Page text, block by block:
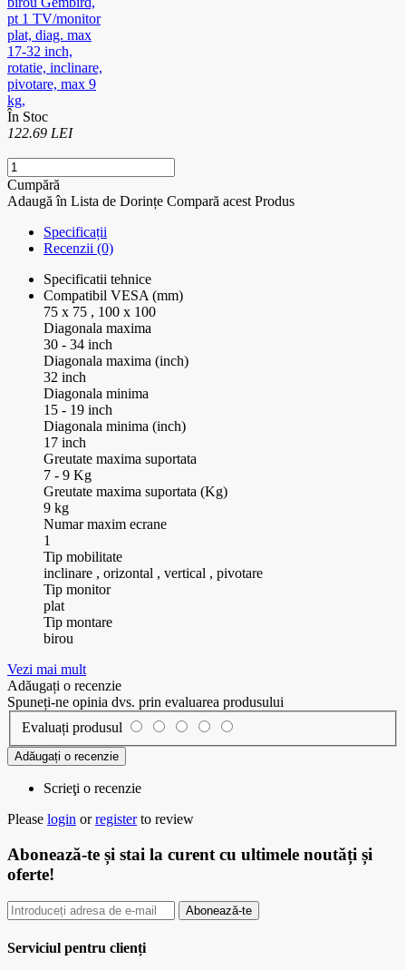
În Stoc
122.69 LEI
Cumpără
Adaugă în Lista de Dorințe Compară acest Produs
Specificații
Recenzii (0)
Specificatii tehnice
Compatibil VESA (mm)
75 x 75 , 100 x 100
Diagonala maxima
30 - 34 inch
Diagonala maxima (inch)
32 inch
Diagonala minima
15 - 19 inch
Diagonala minima (inch)
17 inch
Greutate maxima suportata
7 - 9 Kg
Greutate maxima suportata (Kg)
9 kg
Numar maxim ecrane
1
Tip mobilitate
inclinare , orizontal , vertical , pivotare
Tip monitor
plat
Tip montare
birou
Vezi mai mult
Adăugați o recenzie
Spuneți-ne opinia dvs. prin evaluarea produsului
Evaluați produsul
Adăugați o recenzie
Scrieţi o recenzie
Please login orregisterto review
Abonează-te și stai la curent cu ultimele noutăți și
oferte!
Abonează-te
Serviciul pentru clienți